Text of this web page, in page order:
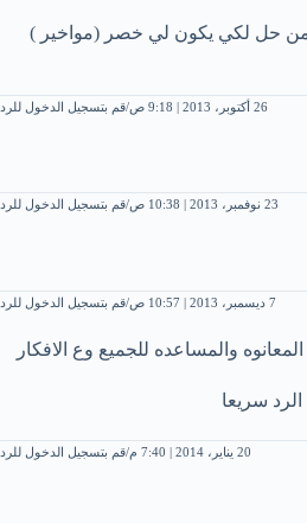
من حل لكي يكون لي خصر (مواخير )
26 أكتوبر، 2013 | 9:18 ص قم بتسجيل الدخول للرد
23 نوفمبر، 2013 | 10:38 ص قم بتسجيل الدخول للرد
7 ديسمبر، 2013 | 10:57 ص قم بتسجيل الدخول للرد
والمساعده للجميع وع الافكار
سريعا
20 يناير، 2014 | 7:40 م قم بتسجيل الدخول للرد